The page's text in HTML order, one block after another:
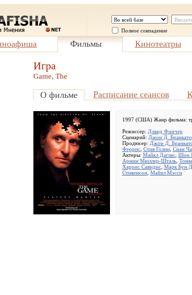
Полное совпадение
Фильмы Кинотеатры
Игра
Game, The
О фильме Расписание сеансов
1997 (США) Жанр фильма:
Режиссер: Дэвид Финчер
Сценарий: Джон Д. Бранкато
Продюсер: Джон Д.
Феррис, Стив Голин, Сиан
Актеры: Майкл Даглас, Шон
Армин Мюллер-Шталь,
Харрис Савидис, Марк Бун
Стивенсон, Майкл Мэсси